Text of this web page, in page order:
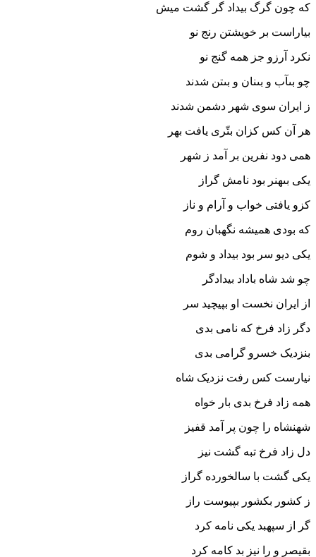
که چون گرگ بیداد گر گشت میش‏
بیاراست بر خویشتن رنج نو
نکرد آرزو جز همه گنج نو
چو بى‏آب و بى‏نان و بى‏تن شدند
ز ایران سوى شهر دشمن شدند
هر آن کس کزان بتّرى یافت بهر
همى دود نفرین بر آمد ز شهر
یکى بى‏هنر بود نامش گراز
کزو یافتى خواب و آرام و ناز
که بودى همیشه نگهبان روم
یکى دیو سر بود بیداد و شوم‏
چو شد شاه باداد بیدادگر
از ایران نخست او بپیچید سر
دگر زاد فرخ که نامى بدى
بنزدیک خسرو گرامى بدى‏
نیارست کس رفت نزدیک شاه
همه زاد فرخ بدى بار خواه‏
شهنشاه را چون پر آمد قفیز
دل زاد فرخ تبه گشت نیز
یکى گشت با سالخورده گراز
ز کشور بکشور بپیوست راز
گر از سپهبد یکى نامه کرد
بقیصر و را نیز بد کامه کرد